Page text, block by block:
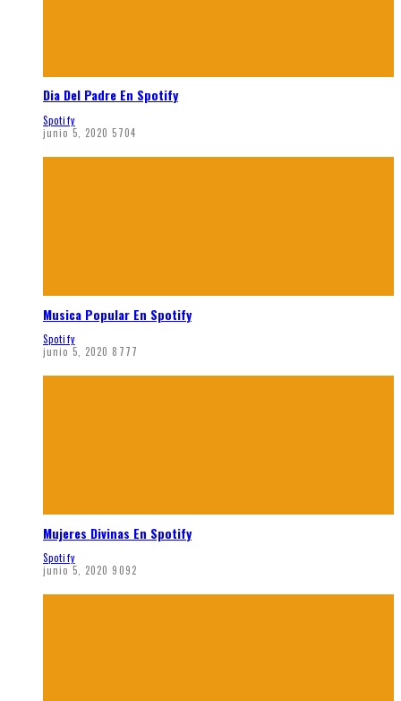
Dia Del Padre En Spotify
Spotify
junio 5, 2020 5704
Musica Popular En Spotify
Spotify
junio 5, 2020 8777
Mujeres Divinas En Spotify
Spotify
junio 5, 2020 9092